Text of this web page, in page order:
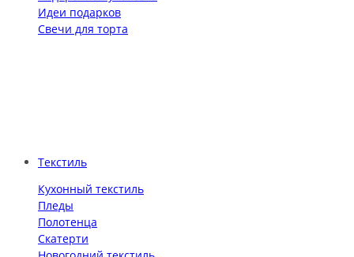
Идеи подарков
Свечи для торта
Текстиль
Кухонный текстиль
Пледы
Полотенца
Скатерти